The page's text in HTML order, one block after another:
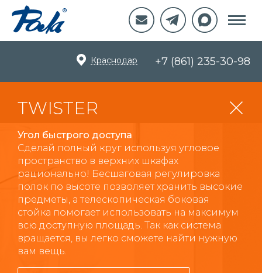
Краснодар +7 (861) 235-30-98
TWISTER
Угол быстрого доступа
Сделай полный круг используя угловое
пространство в верхних шкафах
рационально! Бесшаговая регулировка
полок по высоте позволяет хранить высокие
предметы, а телескопическая боковая
стойка помогает использовать на максимум
всю доступную площадь. Так как система
вращается, вы легко сможете найти нужную
вам вещь.